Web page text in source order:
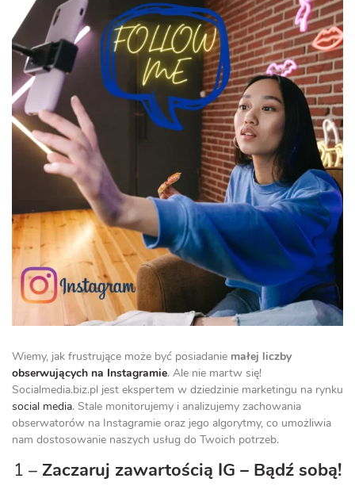
Wiemy, jak frustrujące może być posiadanie małej liczby
obserwujących na Instagramie. Ale nie martw się!
Socialmedia.biz.pl jest ekspertem w dziedzinie marketingu na rynku
social media. Stale monitorujemy i analizujemy zachowania
obserwatorów na Instagramie oraz jego algorytmy, co umożliwia
nam dostosowanie naszych usług do Twoich potrzeb.
1 – Zaczaruj zawartością IG – Bądź sobą!